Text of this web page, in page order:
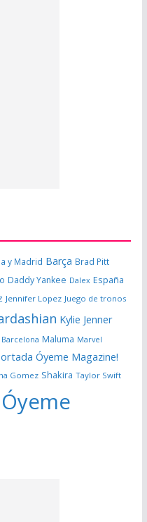
y Madrid Barça Brad Pitt
Daddy Yankee Dalex España
Jennifer Lopez Juego de tronos
Kylie Jenner
Maluma Marvel
Óyeme Magazine!
Gomez Shakira Taylor Swift
Óyeme